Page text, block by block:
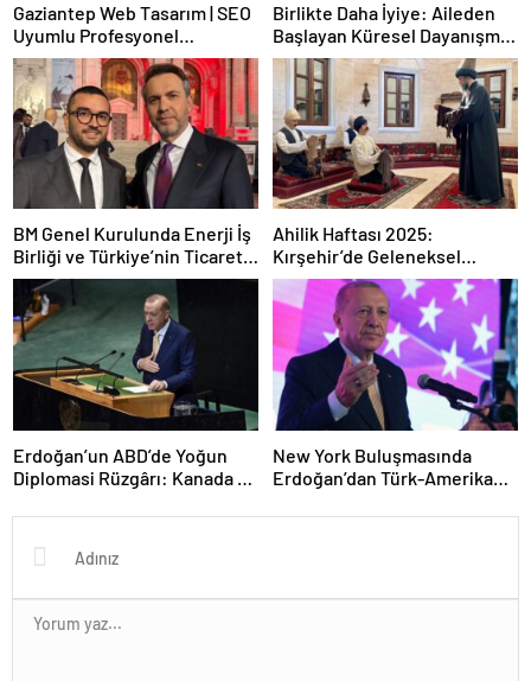
Gaziantep Web Tasarım | SEO
Uyumlu Profesyonel
Çözümler
Birlikte Daha İyiye: Aileden
Başlayan Küresel Dayanışma
Yan Etkinliği (BM 80. Genel
Kurulu)
BM Genel Kurulunda Enerji İş
Birliği ve Türkiye’nin Ticaret
Hedefleri: Bayraktar’ın
Açıklamaları
Ahilik Haftası 2025:
Kırşehir’de Geleneksel
Kutlama ve Kültürel Mirasın
Yaşatılması
Erdoğan’un ABD’de Yoğun
Diplomasi Rüzgârı: Kanada ve
Adımlar
New York Buluşmasında
Erdoğan’dan Türk-Amerikan